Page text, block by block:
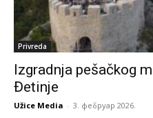
Privreda
Izgradnja pešačkog
Đetinje
Užice Media - 3. фебруар 2026.